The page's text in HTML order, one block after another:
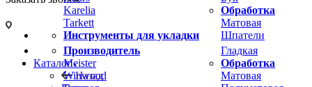
Karelia
Tarkett
Обработка
Матовая
Инструменты для укладки
Шпатели
Производитель
Meister
Winwood
Гладкая
Обработка
Матовая
Каталог
Назад